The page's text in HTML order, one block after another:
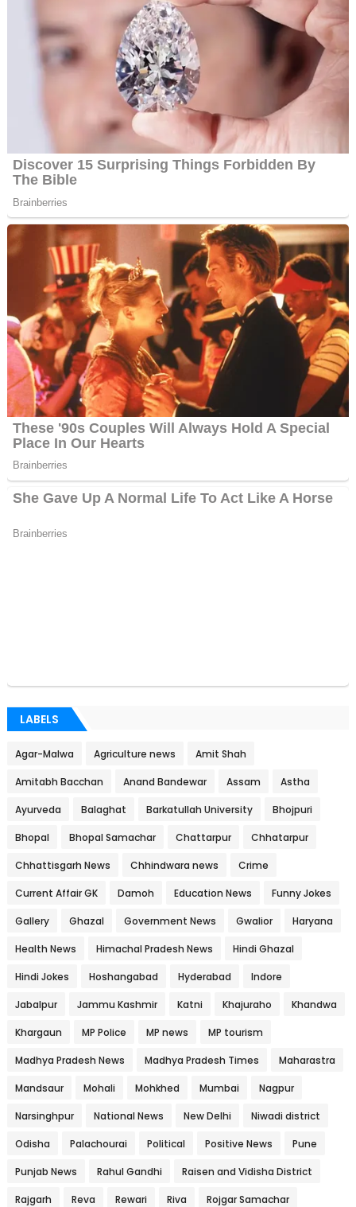
LABELS
Agar-Malwa Agriculture news Amit Shah
Amitabh Bacchan Anand Bandewar Assam Astha
Ayurveda Balaghat Barkatullah University Bhojpuri
Bhopal Bhopal Samachar Chattarpur Chhatarpur
Chhattisgarh News Chhindwara news Crime
Current Affair GK Damoh Education News Funny Jokes
Gallery Ghazal Government News Gwalior Haryana
Health News Himachal Pradesh News Hindi Ghazal
Hindi Jokes Hoshangabad Hyderabad Indore
Jabalpur Jammu Kashmir Katni Khajuraho Khandwa
Khargaun MP Police MP news MP tourism
Madhya Pradesh News Madhya Pradesh Times Maharastra
Mandsaur Mohali Mohkhed Mumbai Nagpur
Narsinghpur National News New Delhi Niwadi district
Odisha Palachourai Political Positive News Pune
Punjab News Rahul Gandhi Raisen and Vidisha District
Rajgarh Reva Rewari Riva Rojgar Samachar